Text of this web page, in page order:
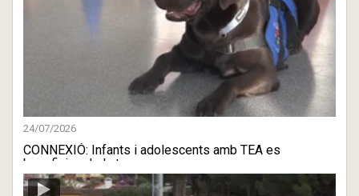
24/07/2026
CONNEXIÓ: Infants i adolescents amb TEA es
beneficien de la te ...